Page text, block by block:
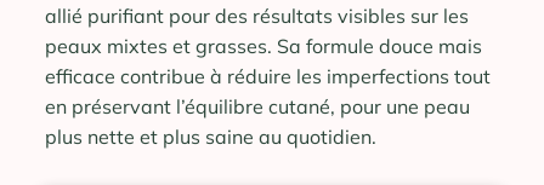
allié purifiant pour des résultats visibles sur les
peaux mixtes et grasses. Sa formule douce mais
efficace contribue à réduire les imperfections tout
en préservant l’équilibre cutané, pour une peau
plus nette et plus saine au quotidien.